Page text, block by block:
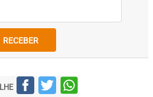
RECEBER